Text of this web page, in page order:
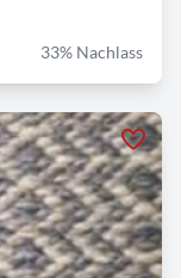
33% Nachlass